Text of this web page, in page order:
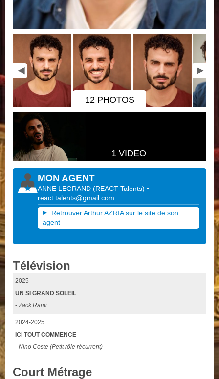
12 PHOTOS
1 VIDEO
MON AGENT
ANNE LEGRAND (REACT Talents)•
react.talents@gmail.com
Retrouver Arthur AZRIA sur le site de son
agent
Télévision
2025
UN SI GRAND SOLEIL
-Zack Rami
2024-2025
ICI TOUT COMMENCE
-Nino Coste (Petit rôle récurrent)
Court Métrage